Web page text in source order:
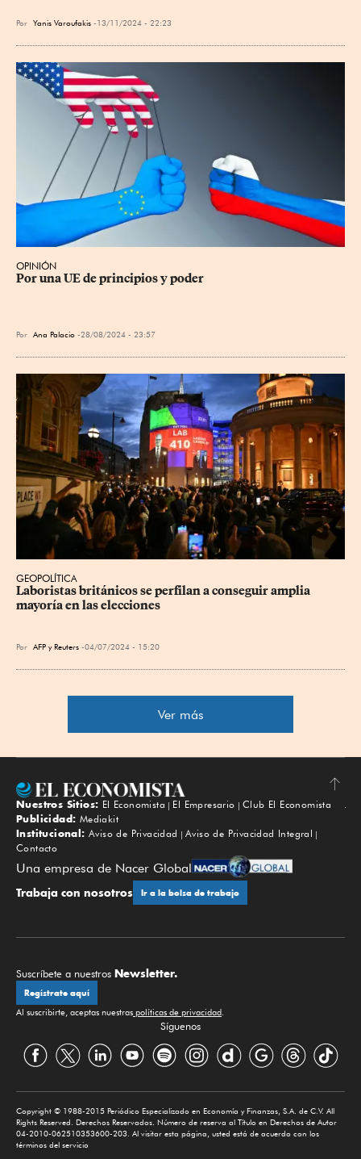
Por ​Yanis Varoufakis 13/11/2024 - 22:23
OPINIÓN
Por una UE de principios y poder
Por Ana Palacio 28/08/2024 - 23:57
GEOPOLÍTICA
Laboristas británicos se perfilan a conseguir amplia
mayoría en las elecciones
Por AFP y Reuters 04/07/2024 - 15:20
Ver más
Subir
Nuestros Sitios: El Economista El Empresario
Club El Economista
Publicidad: Mediakit
Institucional: Aviso de Privacidad
Aviso de Privacidad Integral
Contacto
Una empresa de Nacer Global
Trabaja con nosotros Ir a la bolsa de trabajo
Suscríbete a nuestros Newsletter.
Regístrate aquí
Al suscribirte, aceptas nuestras políticas de privacidad.
Síguenos
Copyright © 1988-2015 Periódico Especializado en Economía y Finanzas, S.A. de C.V. All
Rights Reserved. Derechos Reservados. Número de reserva al Título en Derechos de Autor
04-2010-062510353600-203. Al visitar esta página, usted está de acuerdo con los
términos del servicio